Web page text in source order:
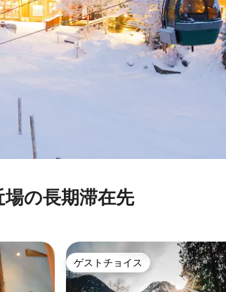
場の長期滞在先
ゲストチョイス
ゲストチョイス